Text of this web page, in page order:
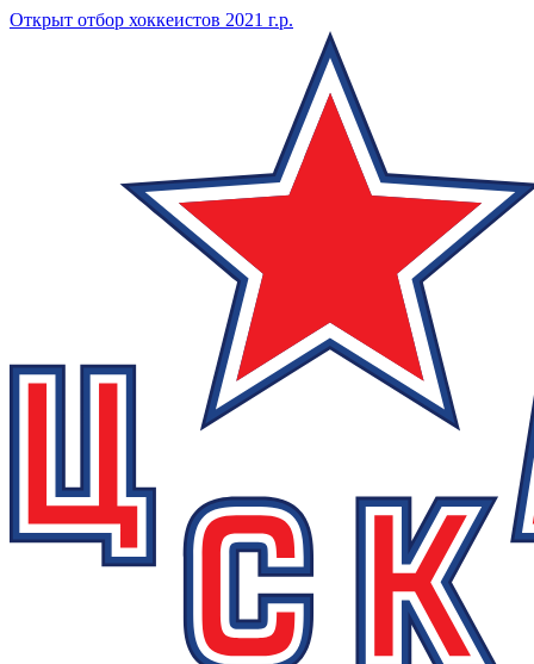
Открыт отбор хоккеистов 2021 г.р.